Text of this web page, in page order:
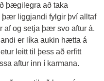
þægilegra að taka
þær liggjandi fylgir því alltaf
af og setja þær svo aftur á.
er líka aukin hætta á
leitt til þess að erfitt
aftur inn í karmana.